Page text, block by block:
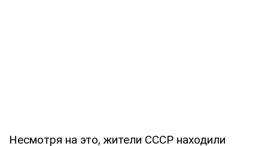
Несмотря на это, жители СССР находили